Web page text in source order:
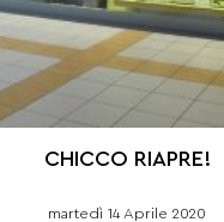
CHICCO RIAPRE!
martedì 14 Aprile 2020